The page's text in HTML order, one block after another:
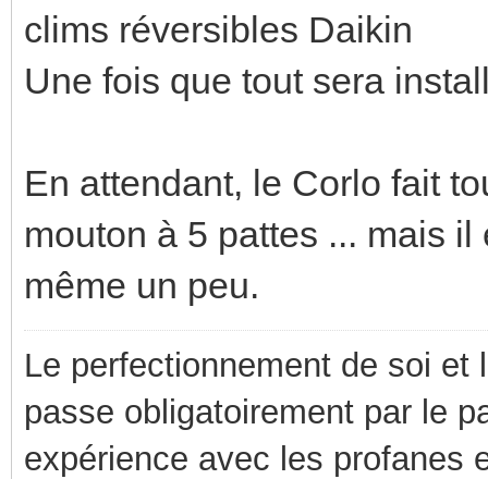
clims réversibles Daikin
Une fois que tout sera
En attendant, le Corlo fait
mouton à 5 pattes ... mais
même un peu.
Le perfectionnement de soi
passe obligatoirement par le
expérience avec les profanes